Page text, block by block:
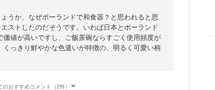
うか。なぜポーランドで和食器？と思われると思
ストしたのだそうです。いわば日本とポーランド
値が高いですし、ご飯茶碗ならすごく使用頻度が
っきり鮮やかな色遣いが特徴の、明るく可愛い柄
のおすすめコメント（2件）